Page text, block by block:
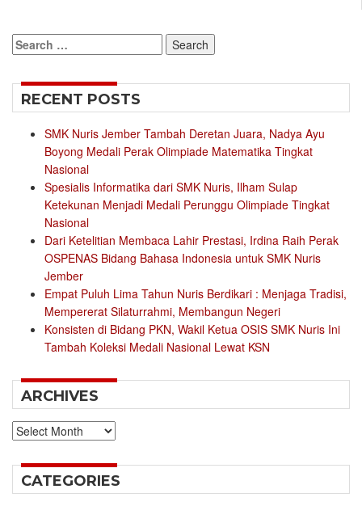
Search
for:
RECENT POSTS
SMK Nuris Jember Tambah Deretan Juara, Nadya Ayu
Boyong Medali Perak Olimpiade Matematika Tingkat
Nasional
Spesialis Informatika dari SMK Nuris, Ilham Sulap
Ketekunan Menjadi Medali Perunggu Olimpiade Tingkat
Nasional
Dari Ketelitian Membaca Lahir Prestasi, Irdina Raih Perak
OSPENAS Bidang Bahasa Indonesia untuk SMK Nuris
Jember
Empat Puluh Lima Tahun Nuris Berdikari : Menjaga Tradisi,
Mempererat Silaturrahmi, Membangun Negeri
Konsisten di Bidang PKN, Wakil Ketua OSIS SMK Nuris Ini
Tambah Koleksi Medali Nasional Lewat KSN
ARCHIVES
Archives
CATEGORIES